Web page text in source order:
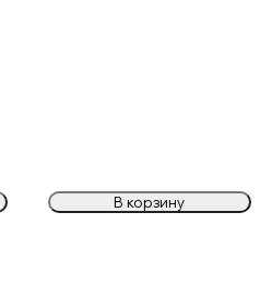
В корзину